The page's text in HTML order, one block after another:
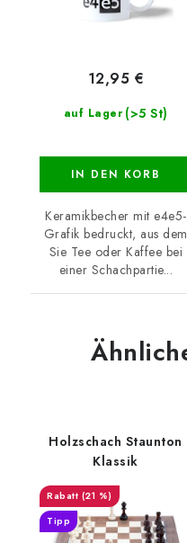
auf Lager (>5 St)
12,95 €
IN DEN KORB
Keramikbecher mit e4e5-
Grafik bedruckt, aus dem
Sie Tee oder Kaffee bei
einer Schachpartie...
Holzschach Staunton
Klassik
(21 %)
Tipp